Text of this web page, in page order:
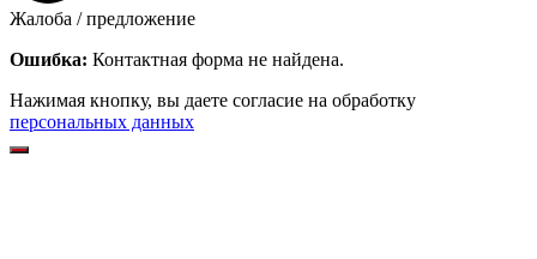
Жалоба / предложение
Ошибка: Контактная форма не найдена.
Нажимая кнопку, вы даете согласие на обработку
персональных данных